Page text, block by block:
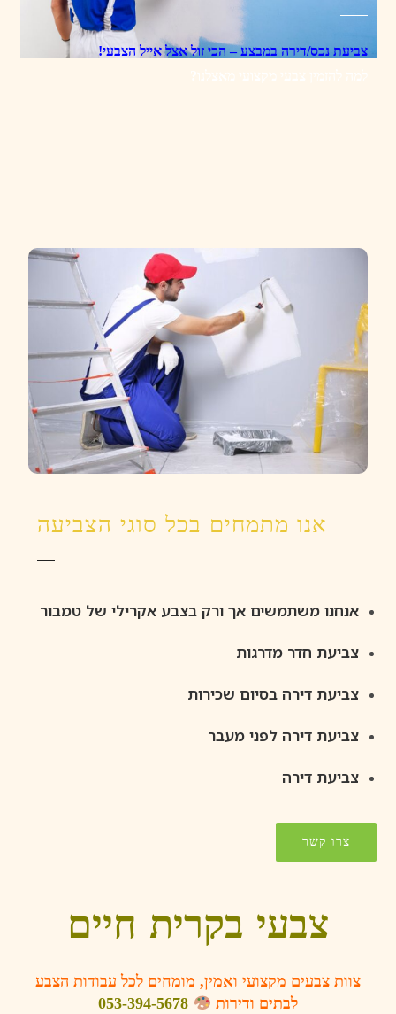
צביעת נכס/דירה במבצע – הכי זול אצל אייל הצבעי!
אנו מתמחים בכל סוגי הצביעה
אנחנו משתמשים אך ורק בצבע אקרילי של טמבור
צביעת חדר מדרגות
צביעת דירה בסיום שכירות
צביעת דירה לפני מעבר
צביעת דירה
צרו קשר
צבעי בקרית חיים
צוות צבעים מקצועי ואמין, מומחים לכל עבודות הצבע
לבתים ודירות 053-394-5678